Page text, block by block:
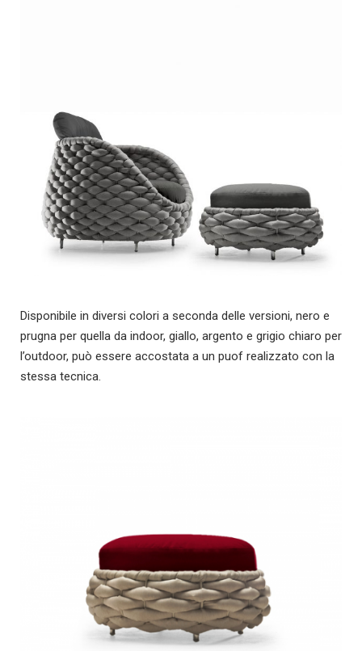
Disponibile in diversi colori a seconda delle versioni, nero e
prugna per quella da indoor, giallo, argento e grigio chiaro per
l’outdoor, può essere accostata a un puof realizzato con la
stessa tecnica.